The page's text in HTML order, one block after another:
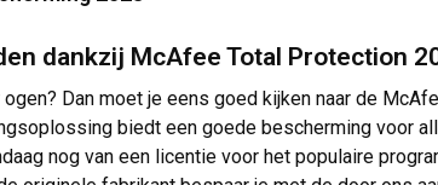
dankzij McAfee Total Protection
Dan moet je eens goed kijken naar de
biedt een goede bescherming voor
nog van een licentie voor het populaire